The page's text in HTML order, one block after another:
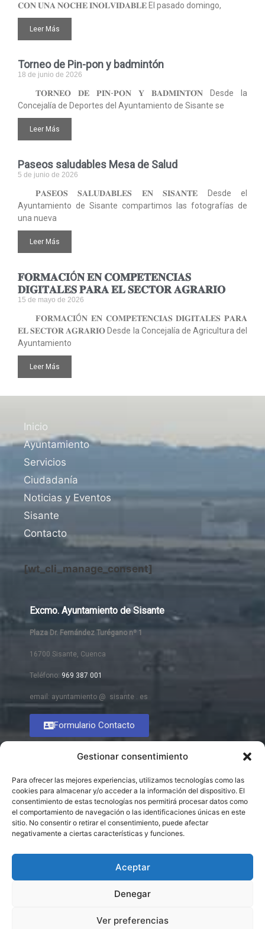
Gestionar consentimiento
Para ofrecer las mejores experiencias, utilizamos tecnologías como las
cookies para almacenar y/o acceder a la información del dispositivo. El
consentimiento de estas tecnologías nos permitirá procesar datos como
el comportamiento de navegación o las identificaciones únicas en este
sitio. No consentir o retirar el consentimiento, puede afectar
negativamente a ciertas características y funciones.
Aceptar
Denegar
Ver preferencias
𝐂𝐎𝐍 𝐔𝐍𝐀 𝐍𝐎𝐂𝐇𝐄 𝐈𝐍𝐎𝐋𝐕𝐈𝐃𝐀𝐁𝐋𝐄 El pasado domingo,
Leer Más
Torneo de Pin-pon y badmintón
18 de junio de 2026
𝐓𝐎𝐑𝐍𝐄𝐎 𝐃𝐄 𝐏𝐈𝐍-𝐏𝐎𝐍 𝐘 𝐁𝐀𝐃𝐌𝐈𝐍𝐓𝐎́𝐍 Desde la
Concejalía de Deportes del Ayuntamiento de Sisante se
Leer Más
Paseos saludables Mesa de Salud
5 de junio de 2026
𝐏𝐀𝐒𝐄𝐎𝐒 𝐒𝐀𝐋𝐔𝐃𝐀𝐁𝐋𝐄𝐒 𝐄𝐍 𝐒𝐈𝐒𝐀𝐍𝐓𝐄 Desde el
Ayuntamiento de Sisante compartimos las fotografías de
una nueva
Leer Más
𝐅𝐎𝐑𝐌𝐀𝐂𝐈Ó𝐍 𝐄𝐍 𝐂𝐎𝐌𝐏𝐄𝐓𝐄𝐍𝐂𝐈𝐀𝐒
𝐃𝐈𝐆𝐈𝐓𝐀𝐋𝐄𝐒 𝐏𝐀𝐑𝐀 𝐄𝐋 𝐒𝐄𝐂𝐓𝐎𝐑 𝐀𝐆𝐑𝐀𝐑𝐈𝐎
15 de mayo de 2026
𝐅𝐎𝐑𝐌𝐀𝐂𝐈Ó𝐍 𝐄𝐍 𝐂𝐎𝐌𝐏𝐄𝐓𝐄𝐍𝐂𝐈𝐀𝐒 𝐃𝐈𝐆𝐈𝐓𝐀𝐋𝐄𝐒 𝐏𝐀𝐑𝐀
𝐄𝐋 𝐒𝐄𝐂𝐓𝐎𝐑 𝐀𝐆𝐑𝐀𝐑𝐈𝐎 Desde la Concejalía de Agricultura del
Ayuntamiento
Leer Más
Inicio
Ayuntamiento
Servicios
Ciudadanía
Noticias y Eventos
Sisante
Contacto
[wt_cli_manage_consent]
Excmo. Ayuntamiento de Sisante
Plaza Dr. Fernández Turégano nº 1
16700 Sisante, Cuenca
Teléfono: 969 387 001
email: ayuntamiento @ sisante . es
Formulario Contacto